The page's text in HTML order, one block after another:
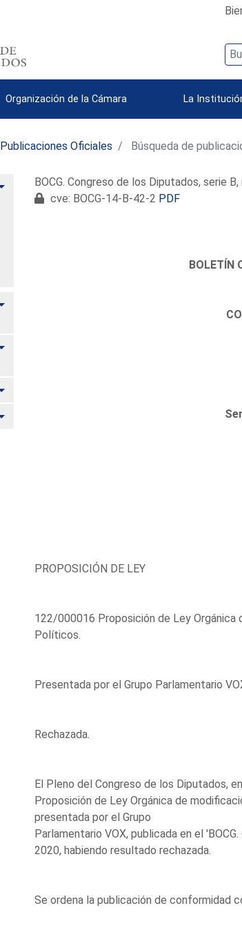
Organización de la Cámara La
Publicaciones Oficiales Búsqueda de
Alternar
Alternar
Alternar
Alternar
Alternar
BOCG. Congreso de los Diputados, serie
cve: BOCG-14-B-42-2 PDF
BOLETÍN
PROPOSICIÓN DE LEY
122/000016 Proposición de Ley Orgánica
Políticos.
Presentada por el Grupo Parlamentario
Rechazada.
El Pleno del Congreso de los Diputados,
Proposición de Ley Orgánica de
presentada por el Grupo
Parlamentario VOX, publicada en el
2020, habiendo resultado rechazada.
Se ordena la publicación de conformidad